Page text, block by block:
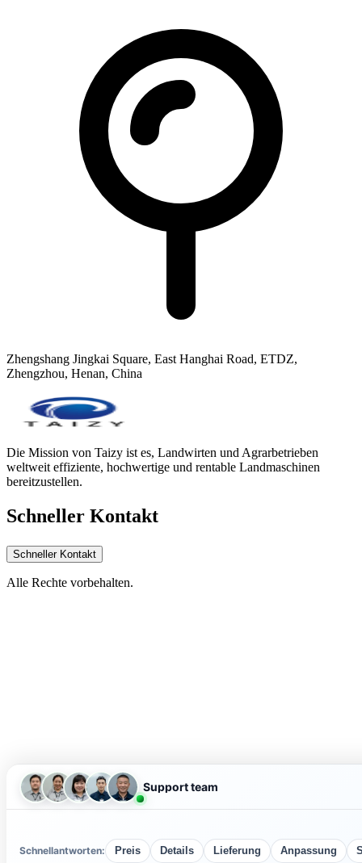
Zhengshang Jingkai Square, East Hanghai Road, ETDZ,
Zhengzhou, Henan, China
Die Mission von Taizy ist es, Landwirten und Agrarbetrieben
weltweit effiziente, hochwertige und rentable Landmaschinen
bereitzustellen.
Schneller Kontakt
Schneller Kontakt
Alle Rechte vorbehalten.
Support team
Schnellantworten: Preis Details Lieferung Anpassung